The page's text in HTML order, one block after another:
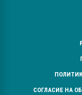
СОГЛАСИЕ НА